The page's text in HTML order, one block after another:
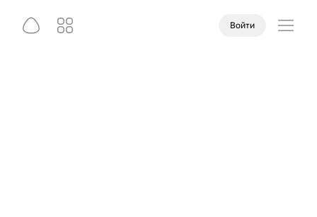
Войти